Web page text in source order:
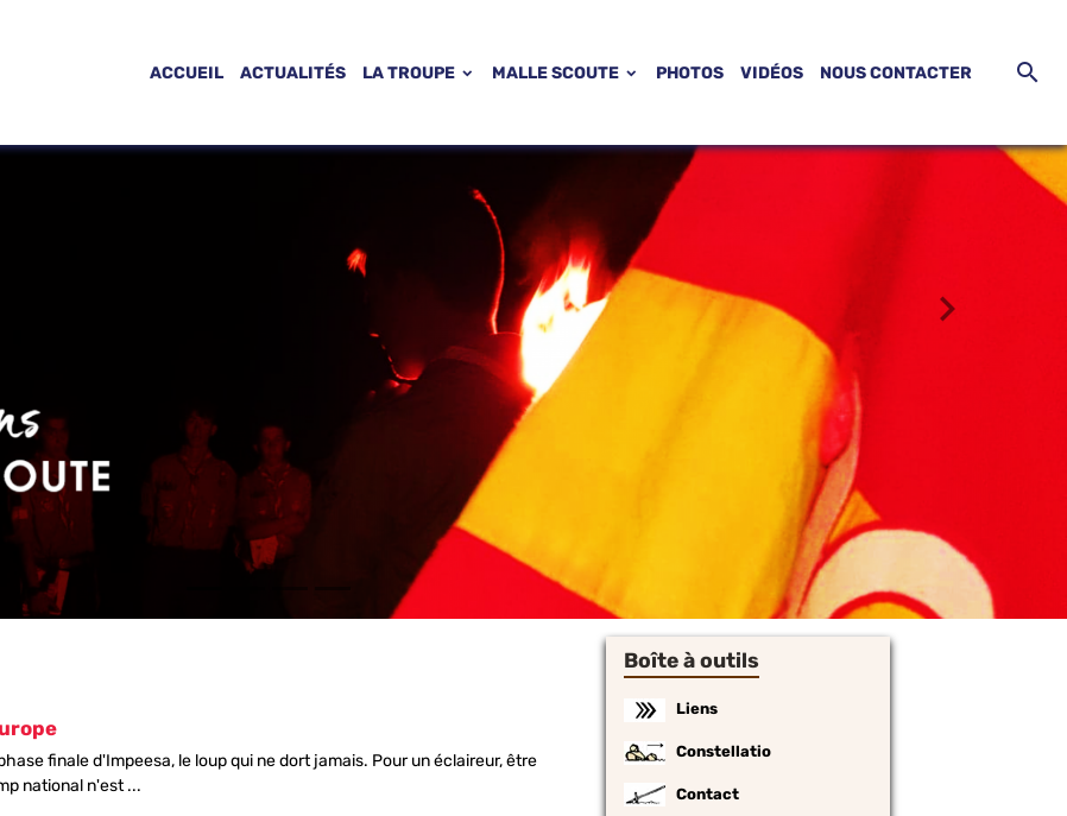
ACCUEIL ACTUALITÉS LA TROUPE MALLE SCOUTE PHOTOS VIDÉOS NOUS CONTACTER
finale d'Impeesa, le loup qui ne dort jamais. Pour un éclaireur, être
national n'est ...
Boîte à outils
Liens
Constellatio
Contact